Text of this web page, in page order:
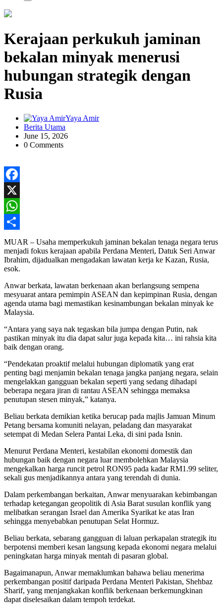
Kerajaan perkukuh jaminan
bekalan minyak menerusi
hubungan strategik dengan
Rusia
Yaya Amir
Berita Utama
June 15, 2026
0 Comments
Facebook
X
WhatsApp
Share
MUAR – Usaha memperkukuh jaminan bekalan tenaga negara terus
menjadi fokus kerajaan apabila Perdana Menteri, Datuk Seri Anwar
Ibrahim, dijadualkan mengadakan lawatan kerja ke Kazan, Rusia,
esok.
Anwar berkata, lawatan berkenaan akan berlangsung sempena
mesyuarat antara pemimpin ASEAN dan kepimpinan Rusia, dengan
agenda utama bagi memastikan kesinambungan bekalan minyak ke
Malaysia.
“Antara yang saya nak tegaskan bila jumpa dengan Putin, nak
pastikan minyak itu dia dapat salur juga kepada kita… ini rahsia kita
baik dengan orang.
“Pendekatan proaktif melalui hubungan diplomatik yang erat
penting bagi menjamin bekalan tenaga jangka panjang negara, selain
mengelakkan gangguan bekalan seperti yang sedang dihadapi
beberapa negara jiran di rantau ASEAN sehingga memaksa
penutupan stesen minyak,” katanya.
Beliau berkata demikian ketika berucap pada majlis Jamuan Minum
Petang bersama komuniti nelayan, peladang dan masyarakat
setempat di Medan Selera Pantai Leka, di sini pada Isnin.
Menurut Perdana Menteri, kestabilan ekonomi domestik dan
hubungan baik dengan negara luar membolehkan Malaysia
mengekalkan harga runcit petrol RON95 pada kadar RM1.99 seliter,
sekali gus menjadikannya antara yang terendah di dunia.
Dalam perkembangan berkaitan, Anwar menyuarakan kebimbangan
terhadap ketegangan geopolitik di Asia Barat susulan konflik yang
melibatkan serangan Israel dan Amerika Syarikat ke atas Iran
sehingga menyebabkan penutupan Selat Hormuz.
Beliau berkata, sebarang gangguan di laluan perkapalan strategik itu
berpotensi memberi kesan langsung kepada ekonomi negara melalui
peningkatan harga minyak mentah di pasaran global.
Bagaimanapun, Anwar memaklumkan bahawa beliau menerima
perkembangan positif daripada Perdana Menteri Pakistan, Shehbaz
Sharif, yang menjangkakan konflik berkenaan berkemungkinan
dapat diselesaikan dalam tempoh terdekat.